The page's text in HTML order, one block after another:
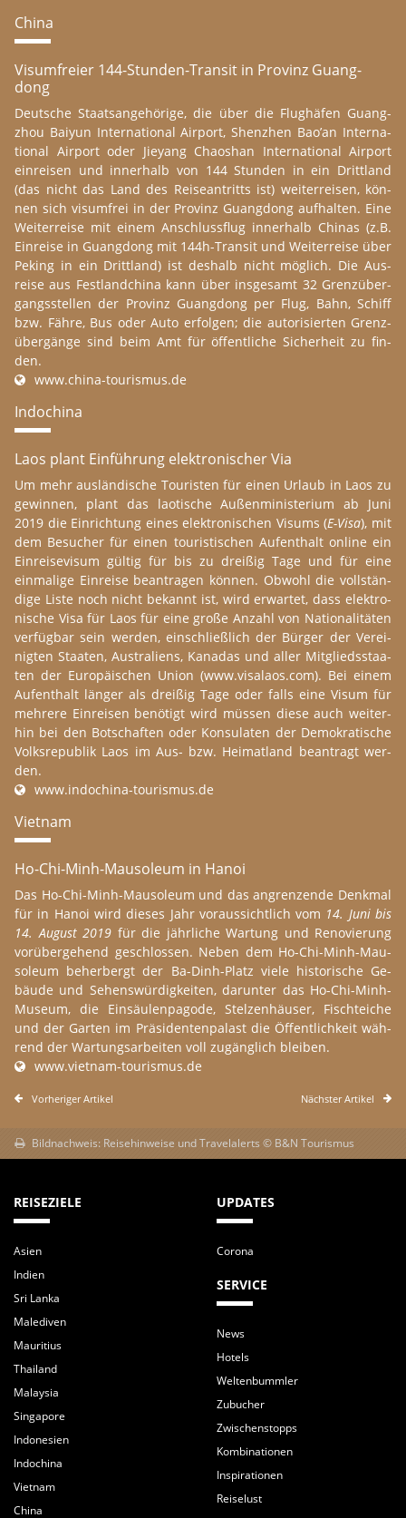
China
Vi­sum­frei­er 144-Stun­den-Tran­sit in Pro­vinz Guang­
dong
Deut­sche Staa­ts­an­ge­hö­ri­ge, die über die Flug­hä­fen Guang­
zhou Baiyun In­ter­na­tional Air­port, Shen­zhen Bao’an In­ter­na­
tional Air­port oder Jieyang Chao­s­han In­ter­na­tional Air­port
ein­reis­en und inne­r­halb von 144 Stun­den in ein Dritt­land
(das nicht das Land des Reise­an­tritts ist) wei­ter­reis­en, kön­
nen sich vi­sum­frei in der Pro­vinz Guang­dong auf­h­al­ten. Eine
Wei­ter­reise mit einem An­schluss­flug inne­r­halb Chi­nas (z.B.
Ein­reise in Guang­dong mit 144h-Tran­sit und Wei­ter­reise über
Pe­king in ein Dritt­land) ist des­halb nicht mög­lich. Die Aus­
reise aus Fest­landchi­na kann über ins­g­e­s­amt 32 Grenz­über­
gangs­stel­len der Pro­vinz Guang­dong per Flug, Bahn, Schiff
bzw. Fähre, Bus oder Auto er­folg­en; die au­tori­sier­ten Grenz­
über­gän­ge sind beim Amt für öf­fent­li­che Si­ch­er­heit zu fin­
den.
www.​china-​tourismus.​de
In­do­chi­na
Laos plant Ein­füh­rung elek­tro­ni­scher Via
Um mehr aus­län­di­sche Tou­ris­ten für einen Ur­laub in Laos zu
ge­winnen, plant das lao­ti­sche Au­ßen­mini­s­te­ri­um ab Juni
2019 die Ein­rich­t­ung eines elek­tro­ni­schen Vi­sums (E-Vi­sa), mit
dem Be­su­ch­er für einen tou­ris­t­i­schen Auf­ent­halt on­line ein
Ein­reise­vi­sum gül­tig für bis zu drei­ßig Tage und für eine
einma­li­ge Ein­reise be­an­tra­gen kön­nen. Ob­wohl die voll­st­än­
di­ge Liste noch nicht be­kannt ist, wird er­war­tet, dass elek­tro­
ni­sche Visa für Laos für eine große An­zahl von Na­tionali­tä­ten
ver­füg­bar sein wer­den, ein­schließ­lich der Bür­ger der Ver­ei­
nig­ten Staa­ten, Aus­t­rali­ens, Ka­na­das und aller Mit­glieds­staa­
ten der Eu­ro­päi­schen Union (www.​visalaos.​com). Bei einem
Auf­ent­halt län­ger als drei­ßig Tage oder falls eine Visum für
meh­re­re Ein­reis­en be­nö­tigt wird müs­sen diese auch weit­er­
hin bei den Bot­schaf­ten oder Kon­su­la­ten der De­mo­kra­ti­sche
Volks­re­pu­blik Laos im Aus- bzw. Hei­mat­land be­an­tragt wer­
den.
www.​indochina-​tourismus.​de
Viet­nam
Ho-Chi-Minh-Mau­so­le­um in Hanoi
Das Ho-Chi-Minh-Mau­so­le­um und das an­gren­zen­de Denk­mal
für in Hanoi wird die­s­es Jahr vor­aus­sicht­lich vom 14. Juni bis
14. Au­gust 2019 für die jähr­li­che War­tung und Re­no­vie­rung
vor­über­ge­hend geschlos­sen. Neben dem Ho-Chi-Minh-Mau­
so­le­um be­her­bergt der Ba-Dinh-Platz viele his­to­ri­sche Ge­
bäu­de und Se­hens­wür­dig­kei­ten, dar­un­ter das Ho-Chi-Minh-
Muse­um, die Ein­s­äu­len­pago­de, Stel­zen­hä­u­ser, Fischt­eiche
und der Gar­ten im Prä­si­den­ten­pa­last die Öf­fent­lichkeit wäh­
rend der War­tungs­ar­bei­ten voll zu­gäng­lich blei­ben.
www.​vietnam-​tourismus.​de
Vor­he­ri­ger Ar­tikel Nächs­ter Ar­tikel
Bildnachweis: Reisehinweise und Travelalerts © B&N Tourismus
REISEZIELE
Asien
Indien
Sri Lanka
Malediven
Mauritius
Thailand
Malaysia
Singapore
Indonesien
Indochina
Vietnam
China
UPDATES
Corona
SERVICE
News
Hotels
Weltenbummler
Zubucher
Zwischenstopps
Kombinationen
Inspirationen
Reiselust